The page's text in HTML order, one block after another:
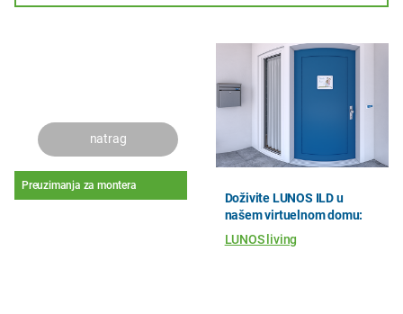
natrag
Preuzimanja za montera
Doživite LUNOS ILD u
našem virtuelnom domu:
LUNOS living